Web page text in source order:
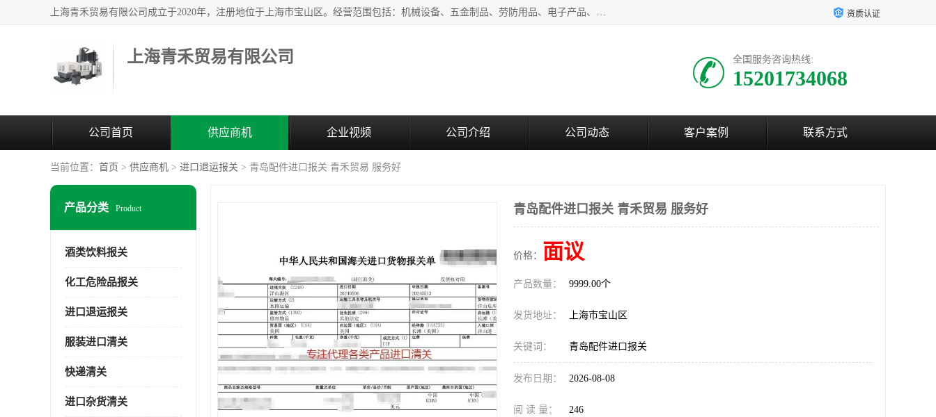
上海青禾贸易有限公司成立于2020年，注册地位于上海市宝山区。经营范围包括：机械设备、五金制品、劳防用品、电子产品、塑胶制品、家具、模具、纺织品、仪器仪表、建筑材料、装饰材料、化工产品、金属制品、机车配件等货物进出口报关、清关服务。 资质认证
上海青禾贸易有限公司 全国服务咨询热线:
15201734068
公司首页 供应商机 企业视频 公司介绍 公司动态 客户案例 联系方式
当前位置： 首页 > 供应商机 > 进口退运报关 > 青岛配件进口报关 青禾贸易 服务好
产品分类 Product
酒类饮料报关
化工危险品报关
进口退运报关
服装进口清关
快递清关
进口杂货清关
青岛配件进口报关 青禾贸易 服务好
价格： 面议
产品数量： 9999.00个
发货地址： 上海市宝山区
关键词： 青岛配件进口报关
发布日期： 2026-08-08
阅 读 量： 246